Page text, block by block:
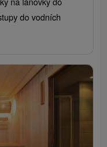
do vodních